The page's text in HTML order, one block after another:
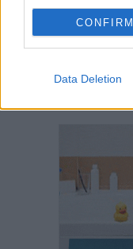
CONFIRM
Data Deletion